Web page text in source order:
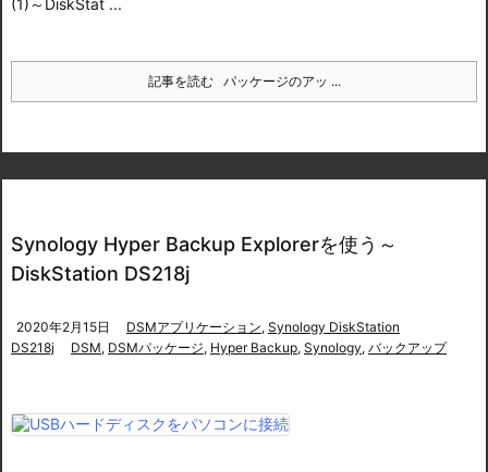
(1)～DiskStat ...
記事を読む パッケージのアッ ...
Synology Hyper Backup Explorerを使う～
DiskStation DS218j
2020年2月15日 DSMアプリケーション, Synology DiskStation
DS218j
DSM, DSMパッケージ, Hyper Backup, Synology, バックアップ